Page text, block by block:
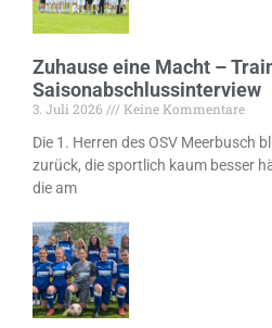
Zuhause eine Macht –
Saisonabschlussinterview
3. Juli 2026
Keine Kommentare
Die 1. Herren des OSV Meerbusch
zurück, die sportlich kaum besser
die am